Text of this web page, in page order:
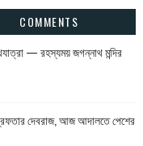
COMMENTS
— রহস্যময় জগন্নাথ মন্দির
দেবরাজ, আজ আদালতে পেশের